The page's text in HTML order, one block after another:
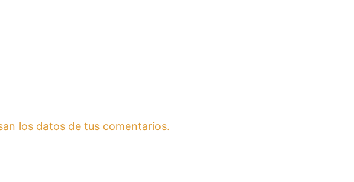
los datos de tus comentarios.